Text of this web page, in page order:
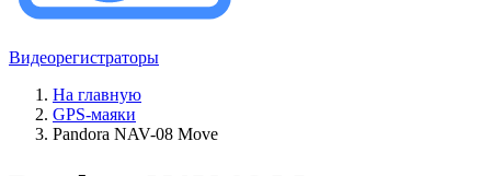
Видеорегистраторы
На главную
GPS-маяки
Pandora NAV-08 Move